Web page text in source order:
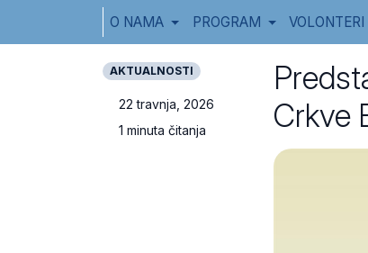
O NAMA
PROGRAM VOLONTERI
AKTUALNOSTI
22 travnja, 2026
1 minuta čitanja
Crkve